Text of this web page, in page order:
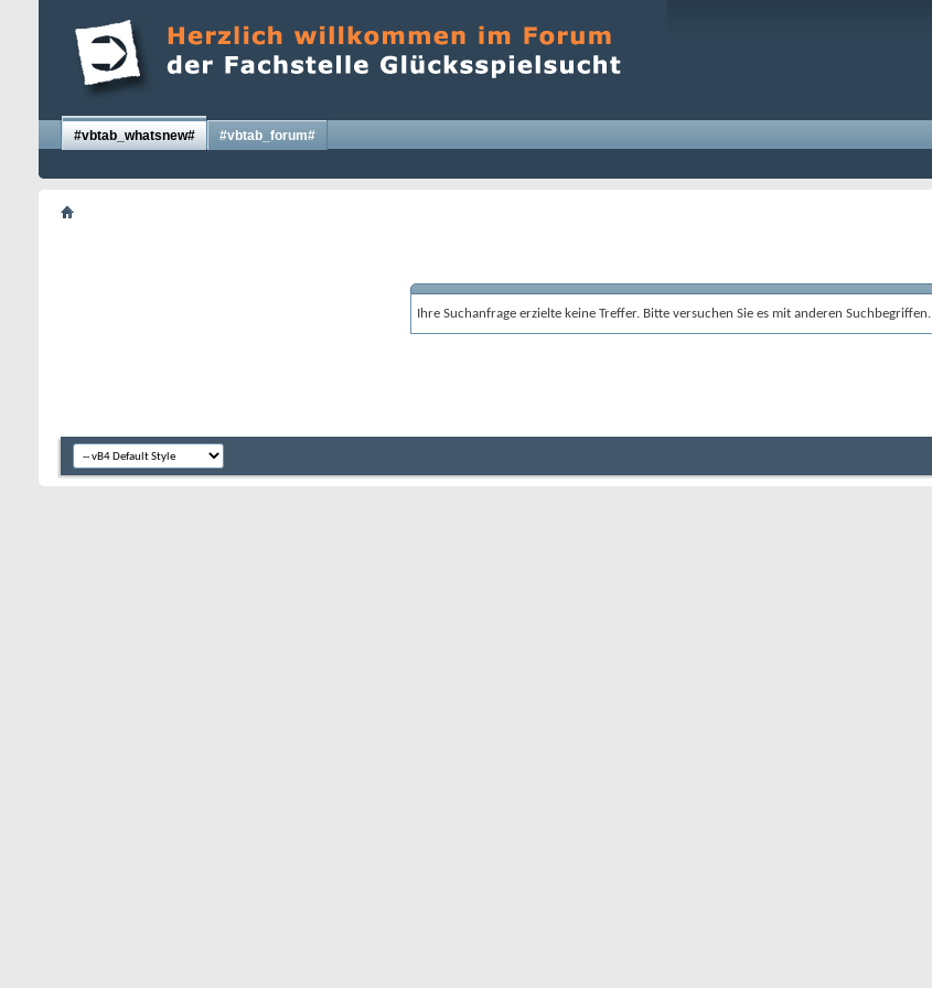
#vbtab_whatsnew# #vbtab_forum#
Ihre Suchanfrage erzielte keine Treffer. Bitte versuchen Sie es mit anderen Suchbegriffen.